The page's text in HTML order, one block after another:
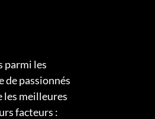
parmi les
de passionnés
les meilleures
facteurs :